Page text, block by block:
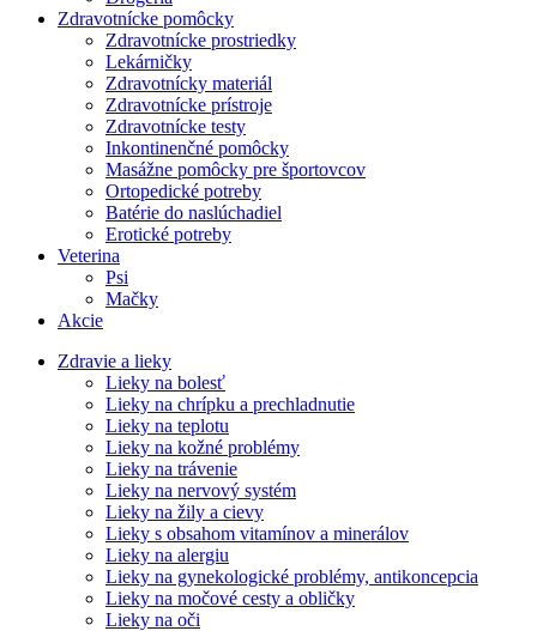
Zdravotnícke pomôcky
Zdravotnícke prostriedky
Lekárničky
Zdravotnícky materiál
Zdravotnícke prístroje
Zdravotnícke testy
Inkontinenčné pomôcky
Masážne pomôcky pre športovcov
Ortopedické potreby
Batérie do naslúchadiel
Erotické potreby
Veterina
Psi
Mačky
Akcie
Zdravie a lieky
Lieky na bolesť
Lieky na chrípku a prechladnutie
Lieky na teplotu
Lieky na kožné problémy
Lieky na trávenie
Lieky na nervový systém
Lieky na žily a cievy
Lieky s obsahom vitamínov a minerálov
Lieky na alergiu
Lieky na gynekologické problémy, antikoncepcia
Lieky na močové cesty a obličky
Lieky na oči